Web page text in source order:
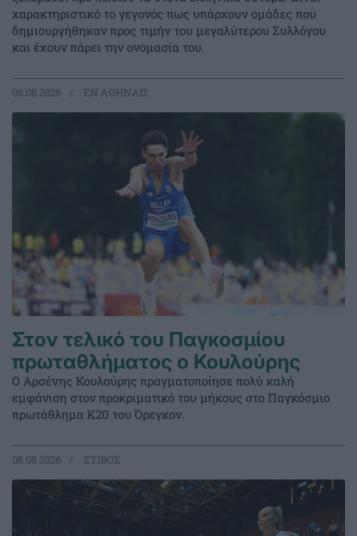
χαρακτηριστικό το γεγονός πως υπάρχουν ομάδες που
δημιουργήθηκαν προς τιμήν του μεγαλύτερου Συλλόγου
και έχουν πάρει την ονομασία του.
08.08.2026 EΝ ΑΘΗΝΑΙΣ
Στον τελικό του Παγκοσμίου
πρωταθλήματος ο Κουλούρης
Ο Αρσένης Κουλούρης πραγματοποίησε πολύ καλή
εμφάνιση στον προκριματικό του μήκους στο Παγκόσμιο
πρωτάθλημα Κ20 του Όρεγκον.
08.08.2026 ΣΤΙΒΟΣ